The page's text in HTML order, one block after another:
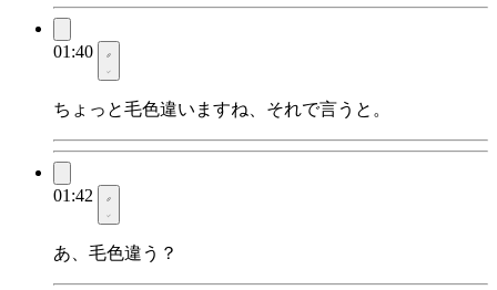
01:40
ちょっと毛色違いますね、それで言うと。
01:42
あ、毛色違う？